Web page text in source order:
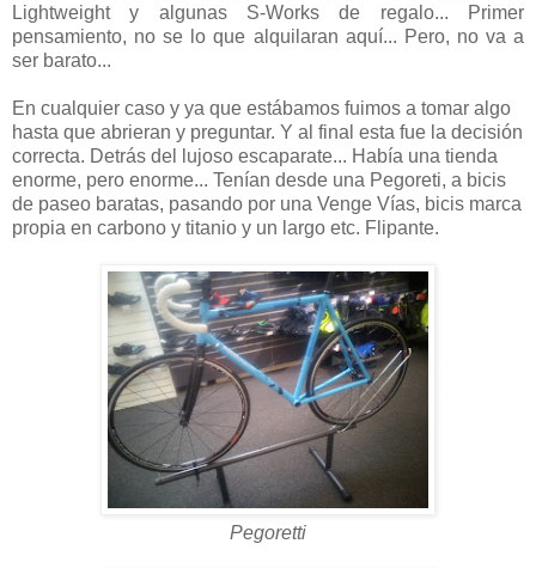
Lightweight y algunas S-Works de regalo... Primer
pensamiento, no se lo que alquilaran aquí... Pero, no va a
ser barato...
En cualquier caso y ya que estábamos fuimos a tomar algo
hasta que abrieran y preguntar. Y al final esta fue la decisión
correcta. Detrás del lujoso escaparate... Había una tienda
enorme, pero enorme... Tenían desde una Pegoreti, a bicis
de paseo baratas, pasando por una Venge Vías, bicis marca
propia en carbono y titanio y un largo etc. Flipante.
Pegoretti